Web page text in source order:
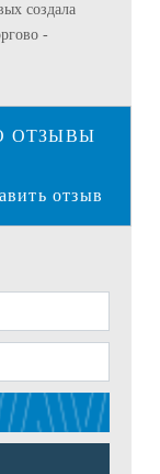
создала
-
ОТЗЫВЫ
отзыв